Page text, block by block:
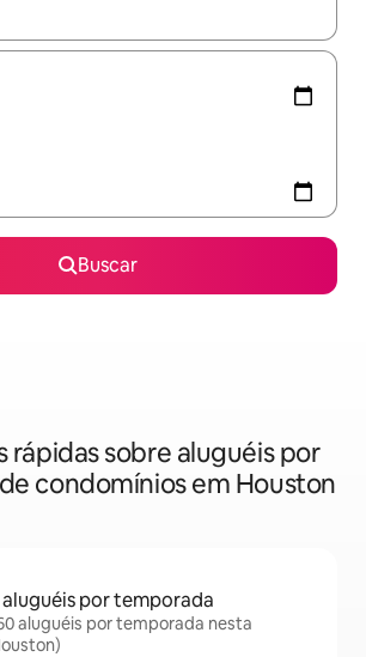
estiverem disponíveis, explore-os
Buscar
rápidas sobre aluguéis por
condomínios em Houston
por temporada
aluguéis por temporada nesta